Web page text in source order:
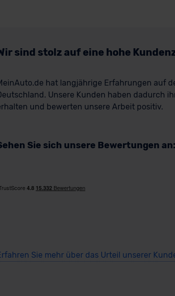
sind stolz auf eine hohe
hat langjährige Erfahrungen auf
Unsere Kunden haben dadurch
und bewerten unsere Arbeit positiv.
Sie sich unsere Bewertungen an:
Sie mehr über das Urteil unserer